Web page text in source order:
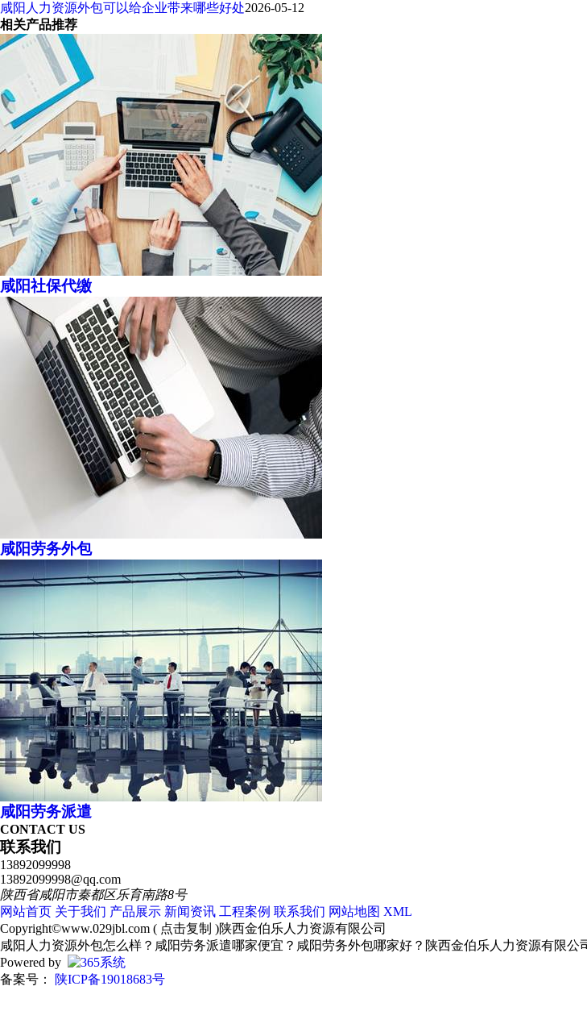
咸阳人力资源外包可以给企业带来哪些好处2026-05-12
相关产品推荐
咸阳社保代缴
咸阳劳务外包
咸阳劳务派遣
CONTACT US
联系我们
13892099998
13892099998@qq.com
陕西省咸阳市秦都区乐育南路8号
网站首页 关于我们 产品展示 新闻资讯 工程案例 联系我们 网站地图 XML
Copyright©www.029jbl.com ( 点击复制 )陕西金伯乐人力资源有限公司
咸阳人力资源外包怎么样？咸阳劳务派遣哪家便宜？咸阳劳务外包哪家好？陕西金伯乐人力资源有限
Powered by
备案号：
陕ICP备19018683号